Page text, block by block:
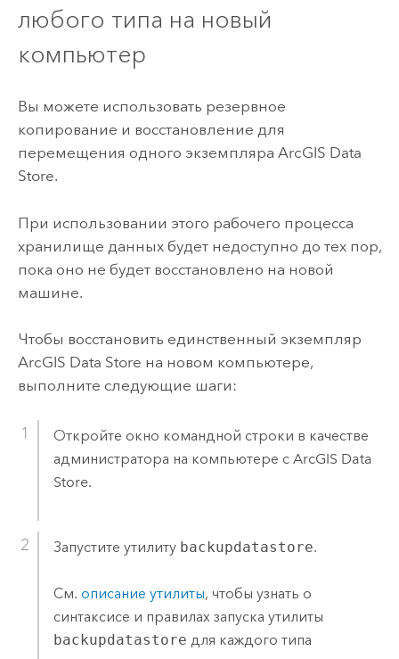
любого типа на новый
компьютер
Вы можете использовать резервное
копирование и восстановление для
перемещения одного экземпляра ArcGIS Data
Store.
При использовании этого рабочего процесса
хранилище данных будет недоступно до тех пор,
пока оно не будет восстановлено на новой
машине.
Чтобы восстановить единственный экземпляр
ArcGIS Data Store на новом компьютере,
выполните следующие шаги:
Откройте окно командной строки в качестве
администратора на компьютере с ArcGIS Data
Store.
Запустите утилиту backupdatastore.
См. описание утилиты, чтобы узнать о
синтаксисе и правилах запуска утилиты
backupdatastore для каждого типа